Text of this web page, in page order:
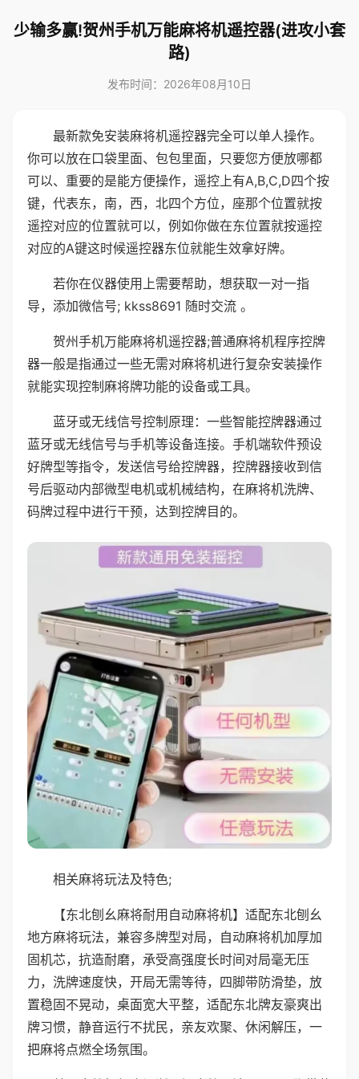
少输多赢!贺州手机万能麻将机遥控器(进攻小套
路)
发布时间：2026年08月10日
最新款免安装麻将机遥控器完全可以单人操作。
你可以放在口袋里面、包包里面，只要您方便放哪都
可以、重要的是能方便操作，遥控上有A,B,C,D四个按
键，代表东，南，西，北四个方位，座那个位置就按
遥控对应的位置就可以，例如你做在东位置就按遥控
对应的A键这时候遥控器东位就能生效拿好牌。
若你在仪器使用上需要帮助，想获取一对一指
导，添加微信号; kkss8691 随时交流 。
贺州手机万能麻将机遥控器;普通麻将机程序控牌
器一般是指通过一些无需对麻将机进行复杂安装操作
就能实现控制麻将牌功能的设备或工具。
蓝牙或无线信号控制原理：一些智能控牌器通过
蓝牙或无线信号与手机等设备连接。手机端软件预设
好牌型等指令，发送信号给控牌器，控牌器接收到信
号后驱动内部微型电机或机械结构，在麻将机洗牌、
码牌过程中进行干预，达到控牌目的。
相关麻将玩法及特色;
【东北刨幺麻将耐用自动麻将机】适配东北刨幺
地方麻将玩法，兼容多牌型对局，自动麻将机加厚加
固机芯，抗造耐磨，承受高强度长时间对局毫无压
力，洗牌速度快，开局无需等待，四脚带防滑垫，放
置稳固不晃动，桌面宽大平整，适配东北牌友豪爽出
牌习惯，静音运行不扰民，亲友欢聚、休闲解压，一
把麻将点燃全场氛围。